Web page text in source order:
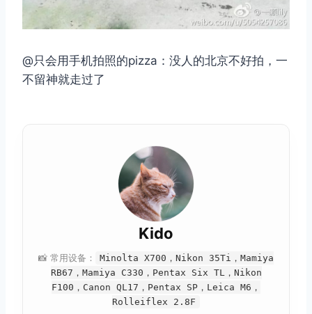
@只会用手机拍照的pizza：没人的北京不好拍，一
不留神就走过了
Kido
📸 常用设备：
Minolta X700，Nikon 35Ti，Mamiya
RB67，Mamiya C330，Pentax Six TL，Nikon
F100，Canon QL17，Pentax SP，Leica M6，
Rolleiflex 2.8F